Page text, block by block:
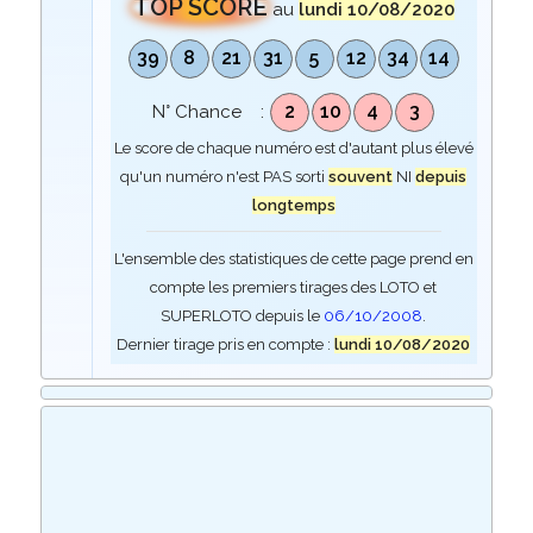
TOP SCORE au lundi 10/08/2020
39 8 21 31 5 12 34 14
N° Chance : 2 10 4 3
Le score de chaque numéro est d'autant plus élevé
qu'un numéro n'est PAS sortisouvent NIdepuis
longtemps
L'ensemble des statistiques de cette page prend en
compte les premiers tirages des LOTO et
SUPERLOTO depuis le 06/10/2008.
Dernier tirage pris en compte :lundi 10/08/2020